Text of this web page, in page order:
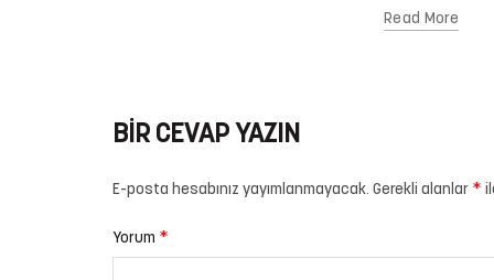
Read More
BIR CEVAP YAZIN
E-posta hesabınız yayımlanmayacak. Gerekli alanlar *
Yorum *